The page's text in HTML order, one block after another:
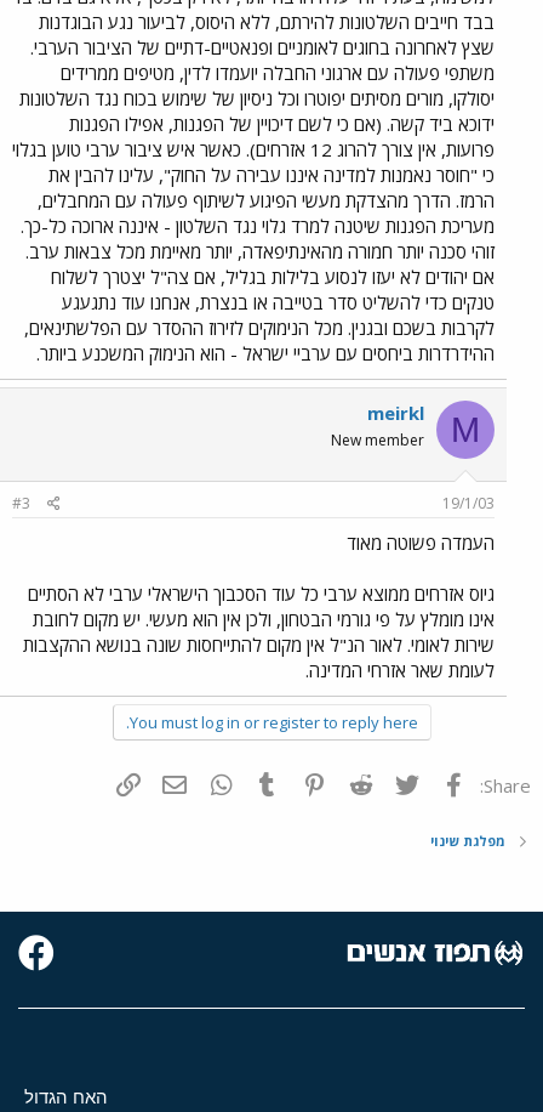
בבד חייבים השלטונות להירתם, ללא היסוס, לביעור נגע הבוגדנות
שצץ לאחרונה בחוגים לאומניים ופנאטיים-דתיים של הציבור הערבי.
משתפי פעולה עם ארגוני החבלה יועמדו לדין, מטיפים ממרידים
יסולקו, מורים מסיתים יפוטרו וכל ניסיון של שימוש בכוח נגד השלטונות
ידוכא ביד קשה. (אם כי לשם דיכויין של הפגנות, אפילו הפגנות
פרועות, אין צורך להרוג 12 אזרחים). כאשר איש ציבור ערבי טוען בגלוי
כי "חוסר נאמנות למדינה איננו עבירה על החוק", עלינו להבין את
הרמז. הדרך מהצדקת מעשי הפיגוע לשיתוף פעולה עם המחבלים,
מעריכת הפגנות שיטנה למרד גלוי נגד השלטון - איננה ארוכה כל-כך.
זוהי סכנה יותר חמורה מהאינתיפאדה, יותר מאיימת מכל צבאות ערב.
אם יהודים לא יעזו לנסוע בלילות בגליל, אם צה"ל יצטרך לשלוח
טנקים כדי להשליט סדר בטייבה או בנצרת, אנחנו עוד נתגעגע
לקרבות בשכם ובגנין. מכל הנימוקים לזירוז ההסדר עם הפלשתינאים,
ההידרדרות ביחסים עם ערביי ישראל - הוא הנימוק המשכנע ביותר.
M
meirkl
New member
19/1/03
#3
העמדה פשוטה מאוד
גיוס אזרחים ממוצא ערבי כל עוד הסכבוך הישראלי ערבי לא הסתיים
אינו מומלץ על פי גורמי הבטחון, ולכן אין הוא מעשי. יש מקום לחובת
שירות לאומי. לאור הנ"ל אין מקום להתייחסות שונה בנושא ההקצבות
לעומת שאר אזרחי המדינה.
You must log in or register to reply here.
Share: פייסבוק Twitter
Reddit
Pinterest
Tumblr
WhatsAppדואר אלקטרוני
מפלגת שינוי
האח הגדול